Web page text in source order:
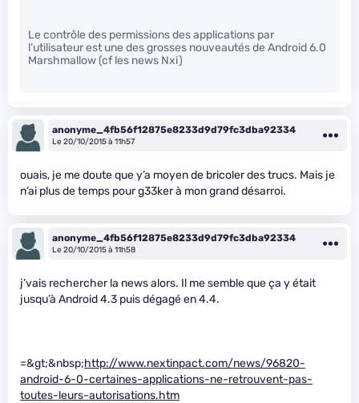
Le contrôle des permissions des applications par
l’utilisateur est une des grosses nouveautés de Android 6.0
Marshmallow (cf les news Nxi)
anonyme_4fb56f12875e8233d9d79fc3dba92334
Le 20/10/2015 à 11h57
ouais, je me doute que y’a moyen de bricoler des trucs. Mais je
n’ai plus de temps pour g33ker à mon grand désarroi.
anonyme_4fb56f12875e8233d9d79fc3dba92334
Le 20/10/2015 à 11h58
j’vais rechercher la news alors. Il me semble que ça y était
jusqu’à Android 4.3 puis dégagé en 4.4.
=&gt;&nbsp;http://www.nextinpact.com/news/96820-
android-6-0-certaines-applications-ne-retrouvent-pas-
toutes-leurs-autorisations.htm